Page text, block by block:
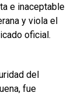
e inaceptable
y viola el
oficial.
del
fue